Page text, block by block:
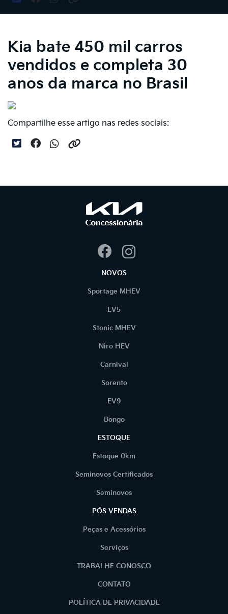
Kia bate 450 mil carros
vendidos e completa 30
anos da marca no Brasil
Compartilhe esse artigo nas redes sociais:
NOVOS
Sportage MHEV
EV5
Stonic MHEV
Niro HEV
Carnival
Sorento
EV9
Bongo
ESTOQUE
Estoque 0km
Seminovos Certificados
Seminovos
PÓS-VENDAS
Peças e Acessórios
Serviços
TRABALHE CONOSCO
CONTATO
POLÍTICA DE PRIVACIDADE